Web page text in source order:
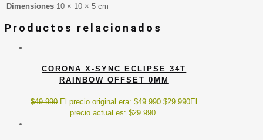
Dimensiones 10 × 10 × 5 cm
Productos relacionados
CORONA X-SYNC ECLIPSE 34T
RAINBOW OFFSET 0MM
$49.990 El precio original era: $49.990.$29.990El
precio actual es: $29.990.